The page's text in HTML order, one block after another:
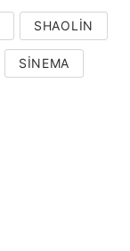
SHAOLIN
SINEMA